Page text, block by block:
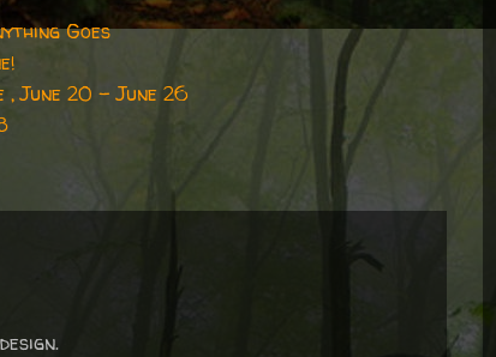
Goes
, June 20 - June 26